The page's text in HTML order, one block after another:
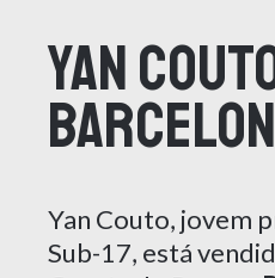
Yan
Yan Couto, jovem
Sub-17, está